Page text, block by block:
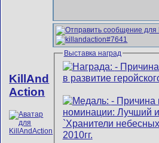
KillAnd
Action
Выставка наград